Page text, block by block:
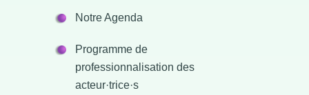
Notre Agenda
Programme de
professionnalisation des
acteur·trice·s